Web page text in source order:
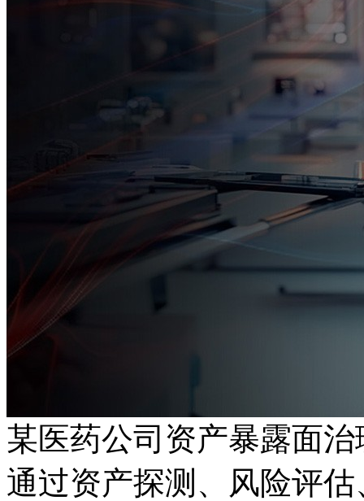
某医药公司资产暴露面治
通过资产探测、风险评估